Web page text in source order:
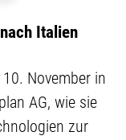
Italien
November in
AG, wie sie
zur